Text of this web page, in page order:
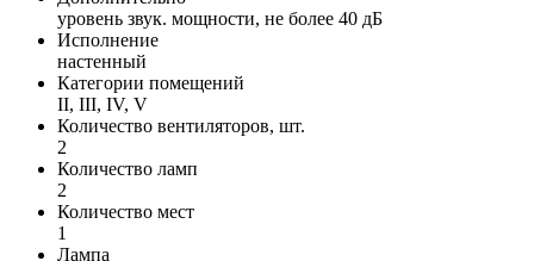
уровень звук. мощности, не более 40 дБ
Исполнение
настенный
Категории помещений
II, III, IV, V
Количество вентиляторов, шт.
2
Количество ламп
2
Количество мест
1
Лампа